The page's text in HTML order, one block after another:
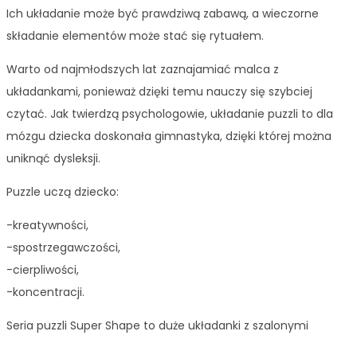
Ich układanie może być prawdziwą zabawą, a wieczorne
składanie elementów może stać się rytuałem.
Warto od najmłodszych lat zaznajamiać malca z
układankami, ponieważ dzięki temu nauczy się szybciej
czytać. Jak twierdzą psychologowie, układanie puzzli to dla
mózgu dziecka doskonała gimnastyka, dzięki której można
uniknąć dysleksji.
Puzzle uczą dziecko:
-kreatywności,
-spostrzegawczości,
-cierpliwości,
-koncentracji.
Seria puzzli Super Shape to duże układanki z szalonymi